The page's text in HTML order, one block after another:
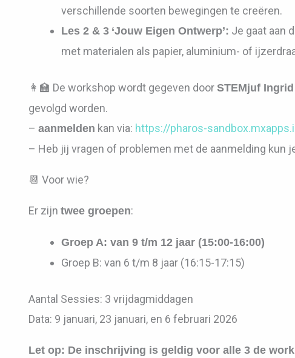
verschillende soorten bewegingen te creëren.
Les 2 & 3 ‘Jouw Eigen Ontwerp’: Je gaat aan
met materialen als papier, aluminium- of
👩‍🏫 De workshop wordt gegeven door STEMjuf Ingrid
gevolgd worden.
– aanmelden kan via: https://pharos-
– Heb jij vragen of problemen met de aanmelding kun
📆 Voor wie?
Er zijn twee groepen:
Groep A: van 9 t/m 12 jaar (15:00-16:00)
Groep B: van 6 t/m 8 jaar (16:15-17:15)
Aantal Sessies: 3 vrijdagmiddagen
Data: 9 januari, 23 januari, en 6 februari 2026
Let op: De inschrijving is geldig voor alle 3 de